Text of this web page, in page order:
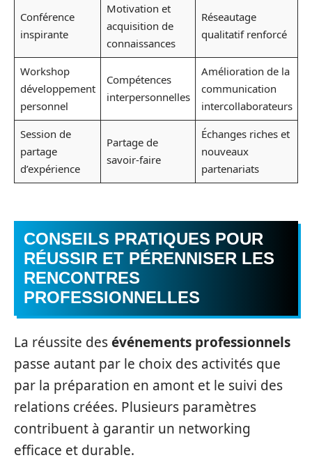
Conférence
inspirante
Motivation et
acquisition de
connaissances
Réseautage
qualitatif renforcé
Workshop
développement
personnel
Compétences
interpersonnelles
Amélioration de la
communication
intercollaborateurs
Session de
partage
d’expérience
Partage de
savoir-faire
Échanges riches et
nouveaux
partenariats
CONSEILS PRATIQUES POUR
RÉUSSIR ET PÉRENNISER LES
RENCONTRES
PROFESSIONNELLES
La réussite desévénements professionnels
passe autant par le choix des activités que
par la préparation en amont et le suivi des
relations créées. Plusieurs paramètres
contribuent à garantir un networking
efficace et durable.